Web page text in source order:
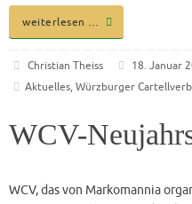
weiterlesen …
Christian Theiss
18. Januar
Aktuelles, Würzburger
WCV-
WCV, das von Markomannia